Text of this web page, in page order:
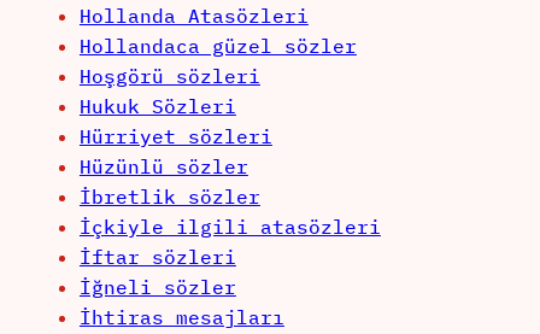
Hollanda Atasözleri
Hollandaca güzel sözler
Hoşgörü sözleri
Hukuk Sözleri
Hürriyet sözleri
Hüzünlü sözler
İbretlik sözler
İçkiyle ilgili atasözleri
İftar sözleri
İğneli sözler
İhtiras mesajları